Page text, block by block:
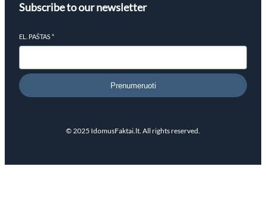
Subscribe to our newsletter
EL. PAŠTAS*
Prenumeruoti
© 2025 IdomusFaktai.lt. All rights reserved.